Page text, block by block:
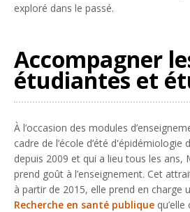
exploré dans le passé.
Accompagner
étudiantes et
À l’occasion des modules
cadre de l’école d’été d'épidémiologie
depuis 2009 et qui a lieu tous les ans,
prend goût à l’enseignement. Cet
à partir de 2015, elle prend en charge
Recherche en santé publique